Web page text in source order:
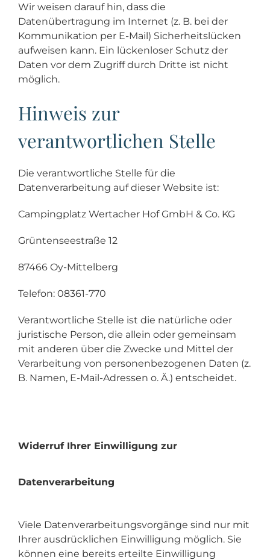
Wir weisen darauf hin, dass die
Datenübertragung im Internet (z. B. bei der
Kommunikation per E-Mail) Sicherheitslücken
aufweisen kann. Ein lückenloser Schutz der
Daten vor dem Zugriff durch Dritte ist nicht
möglich.
Hinweis zur
verantwortlichen Stelle
Die verantwortliche Stelle für die
Datenverarbeitung auf dieser Website ist:
Campingplatz Wertacher Hof GmbH & Co. KG
Grüntenseestraße 12
87466 Oy-Mittelberg
Telefon: 08361-770
Verantwortliche Stelle ist die natürliche oder
juristische Person, die allein oder gemeinsam
mit anderen über die Zwecke und Mittel der
Verarbeitung von personenbezogenen Daten (z.
B. Namen, E-Mail-Adressen o. Ä.) entscheidet.
Widerruf Ihrer Einwilligung zur
Datenverarbeitung
Viele Datenverarbeitungsvorgänge sind nur mit
Ihrer ausdrücklichen Einwilligung möglich. Sie
können eine bereits erteilte Einwilligung